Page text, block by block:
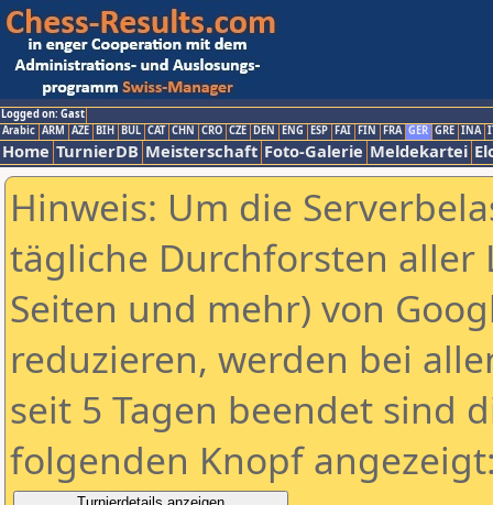
Logged on: Gast
Arabic ARM AZE BIH BUL CAT CHN CRO CZE DEN ENG ESP FAI FIN FRA GER GRE INA
Home TurnierDB Meisterschaft Foto-Galerie Meldekartei
Hinweis: Um die
tägliche Durchforsten aller
Seiten und mehr) von
reduzieren, werden bei
seit 5 Tagen beendet sind
folgenden Knopf